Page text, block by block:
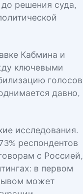
решения суда,
Кабмина и
ключевыми
голосов
давно,
исследования.
респондентов
с Россией,
в первом
может